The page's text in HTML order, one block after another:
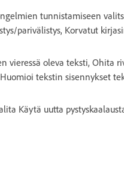
tunnistamiseen
parivälistys, Korvatut
vieressä oleva teksti, Ohita
tekstin sisennykset
Käytä uutta